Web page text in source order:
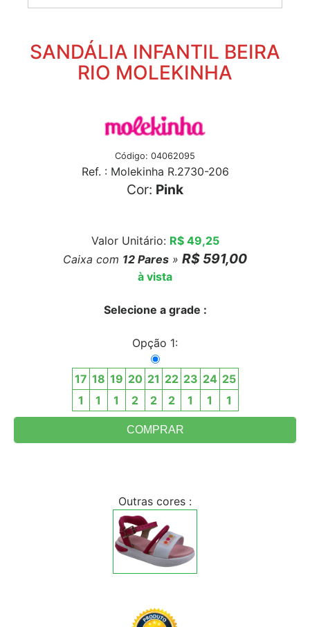
SANDÁLIA INFANTIL BEIRA
RIO MOLEKINHA
Código: 04062095
Ref. : Molekinha R.2730-206
Cor: Pink
Valor Unitário: R$ 49,25
Caixa com 12 Pares » R$ 591,00
à vista
Selecione a grade :
Opção 1:
17 18 19 20 21 22 23 24 25
1
1 1 2 2 2 1 1 1
Outras cores :